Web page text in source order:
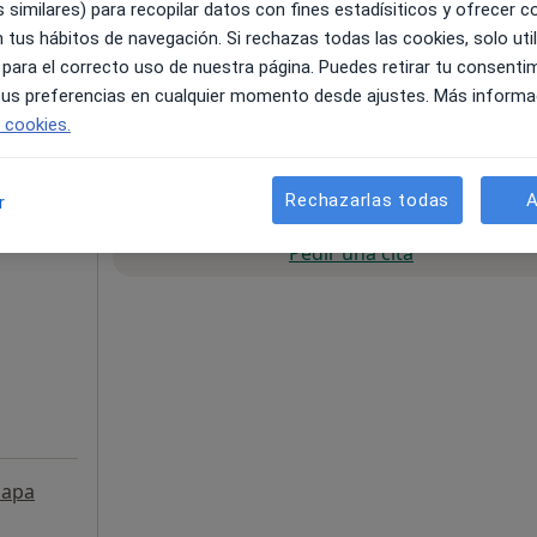
La reserva de cita online no está
Pedir una cita
similares) para recopilar datos con fines estadísiticos y ofrecer
tus hábitos de navegación. Si rechazas todas las cookies, solo
el correcto uso de nuestra página. Puedes retirar tu
preferencias en cualquier momento desde ajustes. Más
Rechazarlas todas